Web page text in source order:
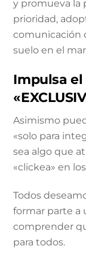
y promueva la
prioridad,
comunicación
suelo en el
Impulsa el
Asimismo
«solo para
sea algo que
«clickea» en
Todos
formar parte a
comprender
para todos.